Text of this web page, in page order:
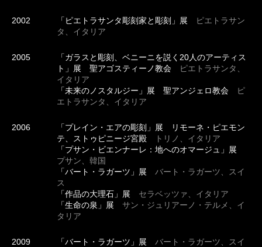
2002 「ピエトラサンタ彫刻家と彫刻」展
ピエトラサン
タ、イタリア
2005
「ガラスと彫刻、ベニーニを説く20人のアーティス
ト」展 聖アゴスティーノ教会
ピエトラサンタ、
イタリア
「未来のノスタルジー」展 聖アンジェロ教会
ピ
エトラサンタ、イタリア
2006
「プレイン・エアの彫刻」展 リモーネ・ピエモン
テ、ストゥピニージ宮殿
トリノ、イタリア
「プサン・ビエンナーレ：地へのオマージュ」展
プサン、韓国
「バート・ラガーツ」展 バート・ラガーツ、スイ
ス
「作品の大理石」展 セラベッツァ、イタリア
「生命の泉」展 サン・ジュリアーノ・テルメ、イ
タリア
2009 「バート・ラガーツ」展 バート・ラガーツ、スイ